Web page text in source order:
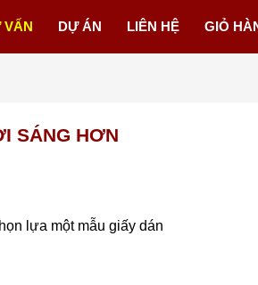
VẤN DỰ ÁN LIÊN HỆ GIỎ
SÁNG HƠN
lựa một mẫu giấy dán